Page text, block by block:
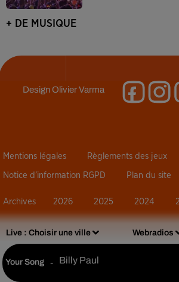
Live : Choisir une ville Webradios
Your Song - Billy Paul
+ DE MUSIQUE
DesignOlivier Varma
Mentions légales Règlements des jeux
Notice d’information RGPD Plan du site
Archives 2026 2025 2024